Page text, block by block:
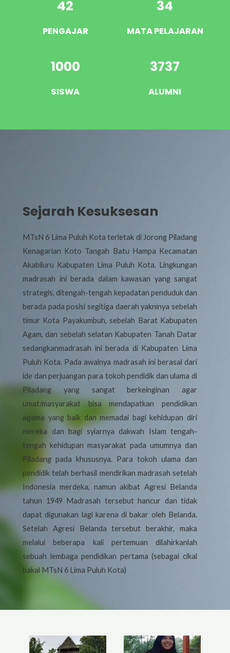
42
PENGAJAR
34
MATA PELAJARAN
1000
SISWA
3737
ALUMNI
Sejarah Kesuksesan
MTsN 6 Lima Puluh Kota terletak di Jorong Piladang
Kenagarian Koto Tangah Batu Hampa Kecamatan
Akabiluru Kabupaten Lima Puluh Kota. Lingkungan
madrasah ini berada dalam kawasan yang sangat
strategis, ditengah-tengah kepadatan penduduk dan
berada pada posisi segitiga daerah yakninya sebelah
timur Kota Payakumbuh, sebelah Barat Kabupaten
Agam, dan sebelah selatan Kabupaten Tanah Datar
sedangkanmadrasah ini berada di Kabupaten Lima
Puluh Kota. Pada awalnya madrasah ini berasal dari
ide dan perjuangan para tokoh pendidik dan ulama di
Piladang yang sangat berkeinginan agar
umat/masyarakat bisa mendapatkan pendidikan
agama yang baik dan memadai bagi kehidupan diri
mereka dan bagi syiarnya dakwah Islam tengah-
tengah kehidupan masyarakat pada umumnya dan
Piladang pada khususnya. Para tokoh ulama dan
pendidik telah berhasil mendirikan madrasah setelah
Indonesia merdeka, namun akibat Agresi Belanda
tahun 1949 Madrasah tersebut hancur dan tidak
dapat digunakan lagi karena di bakar oleh Belanda.
Setelah Agresi Belanda tersebut berakhir, maka
melalui beberapa kali pertemuan dilahirkanlah
sebuah lembaga pendidikan pertama (sebagai cikal
bakal MTsN 6 Lima Puluh Kota)